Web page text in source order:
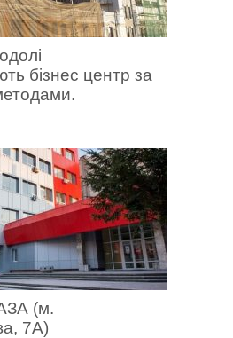
бізнес центр за
(м.
7А)